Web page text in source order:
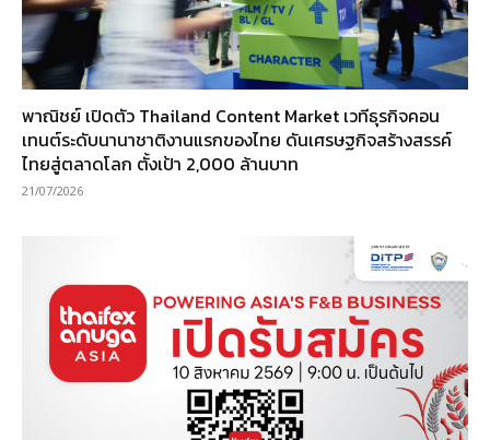
พาณิชย์ เปิดตัว Thailand Content Market เวทีธุรกิจคอน
เทนต์ระดับนานาชาติงานแรกของไทย ดันเศรษฐกิจสร้างสรรค์
ไทยสู่ตลาดโลก ตั้งเป้า 2,000 ล้านบาท
21/07/2026